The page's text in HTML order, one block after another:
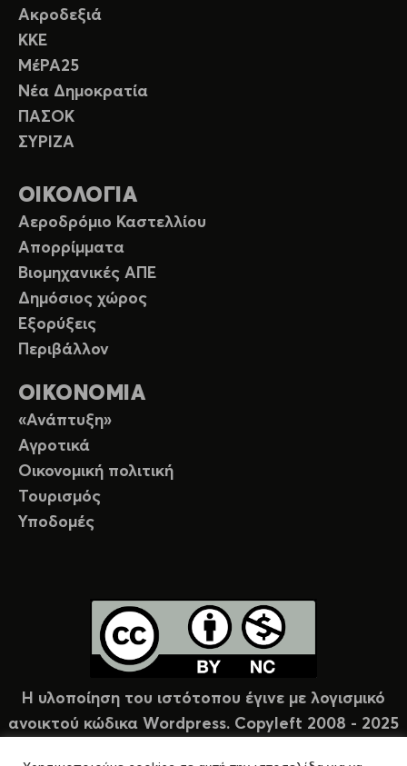
Ακροδεξιά
ΚΚΕ
ΜέΡΑ25
Νέα Δημοκρατία
ΠΑΣΟΚ
ΣΥΡΙΖΑ
ΟΙΚΟΛΟΓΙΑ
Αεροδρόμιο Καστελλίου
Απορρίμματα
Βιομηχανικές ΑΠΕ
Δημόσιος χώρος
Εξορύξεις
Περιβάλλον
ΟΙΚΟΝΟΜΙΑ
«Ανάπτυξη»
Αγροτικά
Οικονομική πολιτική
Τουρισμός
Υποδομές
Η υλοποίηση του ιστότοπου έγινε με λογισμικό
ανοικτού κώδικα Wordpress. Copyleft 2008 - 2025